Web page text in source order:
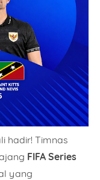
hadir! Timnas
FIFA Series
yang